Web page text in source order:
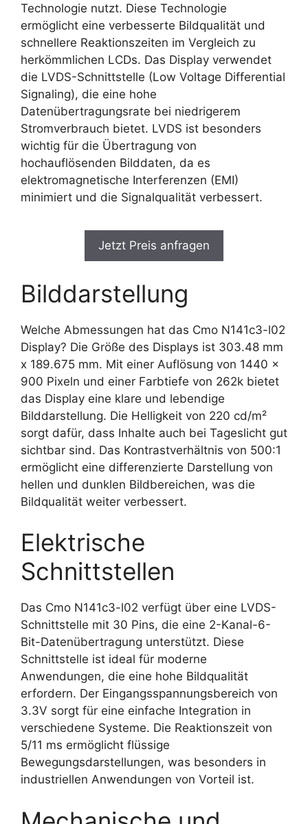
Technologie nutzt. Diese Technologie
ermöglicht eine verbesserte Bildqualität und
schnellere Reaktionszeiten im Vergleich zu
herkömmlichen LCDs. Das Display verwendet
die LVDS-Schnittstelle (Low Voltage Differential
Signaling), die eine hohe
Datenübertragungsrate bei niedrigerem
Stromverbrauch bietet. LVDS ist besonders
wichtig für die Übertragung von
hochauflösenden Bilddaten, da es
elektromagnetische Interferenzen (EMI)
minimiert und die Signalqualität verbessert.
Jetzt Preis anfragen
Bilddarstellung
Welche Abmessungen hat das Cmo N141c3-l02
Display? Die Größe des Displays ist 303.48 mm
x 189.675 mm. Mit einer Auflösung von 1440 x
900 Pixeln und einer Farbtiefe von 262k bietet
das Display eine klare und lebendige
Bilddarstellung. Die Helligkeit von 220 cd/m²
sorgt dafür, dass Inhalte auch bei Tageslicht gut
sichtbar sind. Das Kontrastverhältnis von 500:1
ermöglicht eine differenzierte Darstellung von
hellen und dunklen Bildbereichen, was die
Bildqualität weiter verbessert.
Elektrische
Schnittstellen
Das Cmo N141c3-l02 verfügt über eine LVDS-
Schnittstelle mit 30 Pins, die eine 2-Kanal-6-
Bit-Datenübertragung unterstützt. Diese
Schnittstelle ist ideal für moderne
Anwendungen, die eine hohe Bildqualität
erfordern. Der Eingangsspannungsbereich von
3.3V sorgt für eine einfache Integration in
verschiedene Systeme. Die Reaktionszeit von
5/11 ms ermöglicht flüssige
Bewegungsdarstellungen, was besonders in
industriellen Anwendungen von Vorteil ist.